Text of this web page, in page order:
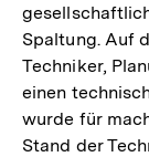
Spaltung. Auf
Techniker,
einen
wurde für
Stand der